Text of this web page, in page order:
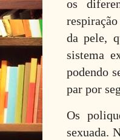
os
da pele,
sistema
podendo
par por
Os
sexuada.